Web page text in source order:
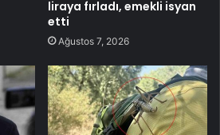
liraya fırladı, emekli isyan
etti
Ağustos 7, 2026